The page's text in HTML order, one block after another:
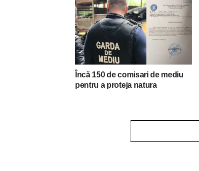
Încă 150 de comisari de mediu
pentru a proteja natura